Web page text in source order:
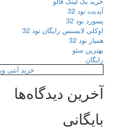
آپدیت نود 32
پسورد نود 32
اوکلی لایسنس رایگان نود 32
همیار نود 32
بهترین سئو
رایگان
خرید آنتی
آخرین دیدگاه‌ها
بایگانی